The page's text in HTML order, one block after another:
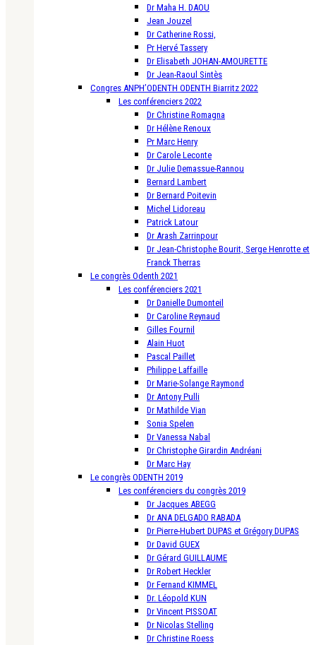
Dr Maha H. DAOU
Jean Jouzel
Dr Catherine Rossi,
Pr Hervé Tassery
Dr Elisabeth JOHAN-AMOURETTE
Dr Jean-Raoul Sintès
Congres ANPH’ODENTH ODENTH Biarritz 2022
Les conférenciers 2022
Dr Christine Romagna
Dr Hélène Renoux
Pr Marc Henry
Dr Carole Leconte
Dr Julie Demassue-Rannou
Bernard Lambert
Dr Bernard Poitevin
Michel Lidoreau
Patrick Latour
Dr Arash Zarrinpour
Dr Jean-Christophe Bourit, Serge Henrotte et
Franck Therras
Le congrès Odenth 2021
Les conférenciers 2021
Dr Danielle Dumonteil
Dr Caroline Reynaud
Gilles Fournil
Alain Huot
Pascal Paillet
Philippe Laffaille
Dr Marie-Solange Raymond
Dr Antony Pulli
Dr Mathilde Vian
Sonia Spelen
Dr Vanessa Nabal
Dr Christophe Girardin Andréani
Dr Marc Hay
Le congrès ODENTH 2019
Les conférenciers du congrès 2019
Dr Jacques ABEGG
Dr ANA DELGADO RABADA
Dr Pierre-Hubert DUPAS et Grégory DUPAS
Dr David GUEX
Dr Gérard GUILLAUME
Dr Robert Heckler
Dr Fernand KIMMEL
Dr. Léopold KUN
Dr Vincent PISSOAT
Dr Nicolas Stelling
Dr Christine Roess